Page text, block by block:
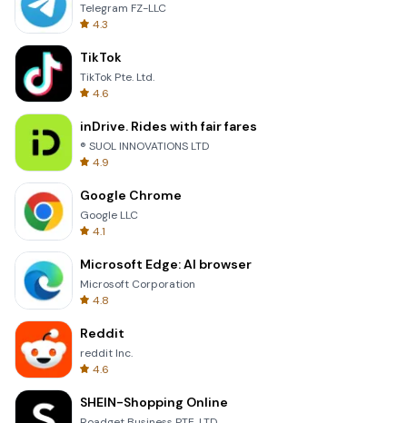
Telegram FZ-LLC
4.3
TikTok
TikTok Pte. Ltd.
4.6
inDrive. Rides with fair fares
® SUOL INNOVATIONS LTD
4.9
Google Chrome
Google LLC
4.1
Microsoft Edge: AI browser
Microsoft Corporation
4.8
Reddit
reddit Inc.
4.6
SHEIN-Shopping Online